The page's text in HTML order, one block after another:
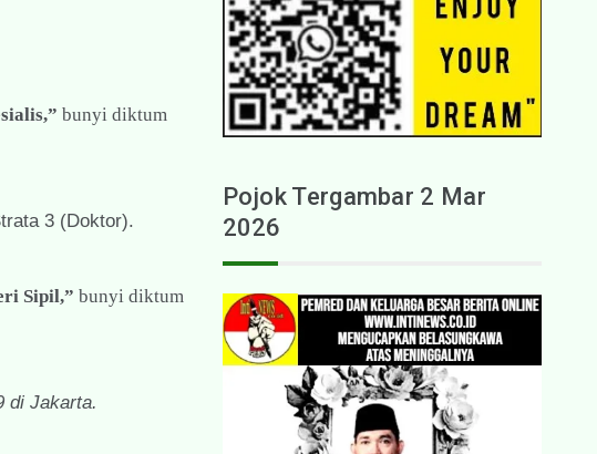
bunyi diktum
3 (Doktor).
Sipil,” bunyi diktum
di Jakarta.
Pojok Tergambar 2 Mar
2026